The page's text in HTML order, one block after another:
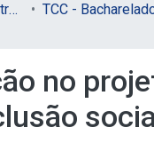
Bacharelado em Administração (Sede)
no